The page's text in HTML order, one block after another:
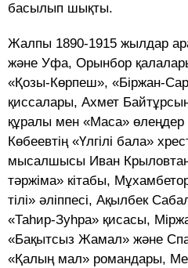
басылып шықты.
Жалпы 1890-1915 жылдар
және Уфа, Орынбор
«Қозы-Көрпеш», «Біржан-
қиссалары, Ахмет
құралы мен «Маса»
Көбеевтің «Үлгілі бала»
мысалшысы Иван Крыловтан
тәржіма» кітабы,
тілі» әліппесі, Ақылбек
«Таһир-Зуһра» қисасы,
«Бақытсыз Жамал» және
«Қалың мал» романдары,